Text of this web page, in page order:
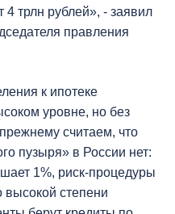
трлн рублей», - заявил
правления
к ипотеке
уровне, но без
считаем, что
пузыря» в России нет:
1%, риск-процедуры
высокой степени